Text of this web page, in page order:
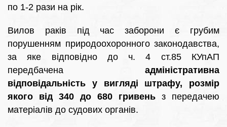
по 1-2 рази на рік.
Вилов раків під час заборони є грубим
порушенням природоохоронного законодавства,
за яке відповідно до ч. 4 ст.85 КУпАП
передбачена адміністративна
відповідальність у вигляді штрафу, розмір
якого від 340 до 680 гривень з передачею
матеріалів до судових органів.